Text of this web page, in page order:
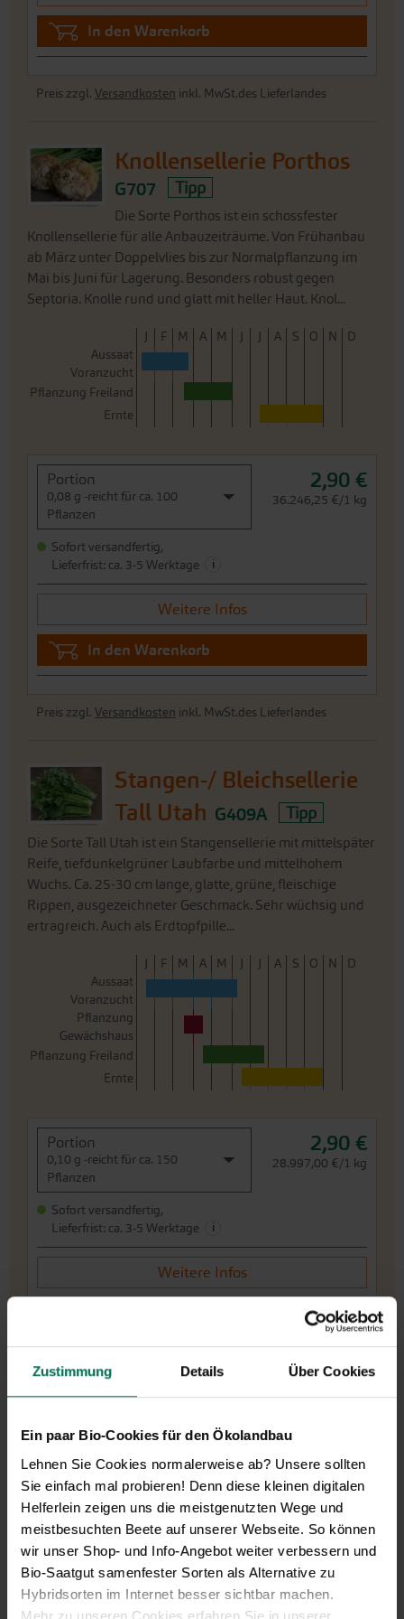
Zustimmung Details Über Cookies
Ein paar Bio-Cookies für den Ökolandbau
Lehnen Sie Cookies normalerweise ab? Unsere sollten
Sie einfach mal probieren! Denn diese kleinen digitalen
Helferlein zeigen uns die meistgenutzten Wege und
meistbesuchten Beete auf unserer Webseite. So können
wir unser Shop- und Info-Angebot weiter verbessern und
Bio-Saatgut samenfester Sorten als Alternative zu
Hybridsorten im Internet besser sichtbar machen.
Mehr zu unseren Cookies erfahren Sie in unserer
In den Warenkorb
Preis zzgl. Versandkosten inkl. MwSt.des Lieferlandes
Knollensellerie Porthos
G707 Tipp
Die Sorte Porthos ist ein schossfester
Knollensellerie für alle Anbauzeiträume. Von Frühanbau
ab März unter Doppelvlies bis zur Normalpflanzung im
Mai bis Juni für Lagerung. Besonders robust gegen
Septoria. Knolle rund und glatt mit heller Haut. Knol...
J F M A M J J A S O N
D
Aussaat
Voranzucht
Pflanzung Freiland
Ernte
Portion
0,08 g -reicht für ca. 100
Pflanzen
2,90 €
36.246,25 €/1 kg
Sofort versandfertig,
Lieferfrist: ca. 3-5 Werktage
i
Weitere Infos
In den Warenkorb
Preis zzgl. Versandkosten inkl. MwSt.des Lieferlandes
Stangen-/ Bleichsellerie
Tall Utah G409A Tipp
Die Sorte Tall Utah ist ein Stangensellerie mit mittelspäter
Reife, tiefdunkelgrüner Laubfarbe und mittelhohem
Wuchs. Ca. 25-30 cm lange, glatte, grüne, fleischige
Rippen, ausgezeichneter Geschmack. Sehr wüchsig und
ertragreich. Auch als Erdtopfpille...
J F M A M J J A S O N
D
Aussaat
Voranzucht
Pflanzung
Gewächshaus
Pflanzung Freiland
Ernte
Portion
0,10 g -reicht für ca. 150
Pflanzen
2,90 €
28.997,00 €/1 kg
Sofort versandfertig,
Lieferfrist: ca. 3-5 Werktage
i
Weitere Infos
Preis zzgl.Versandkosten inkl. MwSt.des Lieferlandes